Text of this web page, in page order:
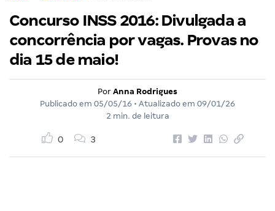
Concurso INSS 2016: Divulgada a
concorrência por vagas. Provas no
dia 15 de maio!
Por Anna Rodrigues
Publicado em 05/05/16 • Atualizado em 09/01/26
2 min. de leitura
0 3